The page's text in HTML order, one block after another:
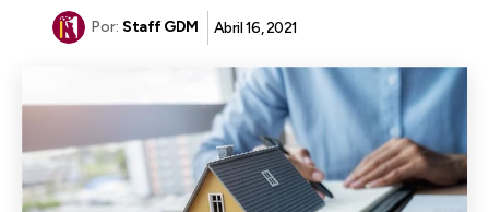
Por: Staff GDM Abril 16, 2021